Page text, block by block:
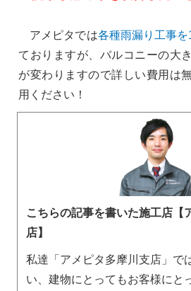
アメピタでは各種雨漏り工事
ておりますが、バルコニーの大
が変わりますので詳しい費用は
用ください！
こちらの記事を書いた施工店【
店】
私達「アメピタ多摩川支店」で
い、建物にとってもお客様にと